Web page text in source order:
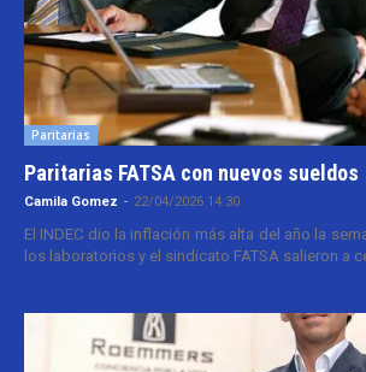
Paritarias
Paritarias FATSA con nuevos sueldos
Camila Gomez - 22/04/2026 14:30
El INDEC dio la inflación más alta del año la
los laboratorios y el sindicato FATSA salieron a